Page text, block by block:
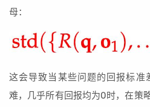
母：
这会导致当某些问题的回报标准
难，几乎所有回报均为0时，在策